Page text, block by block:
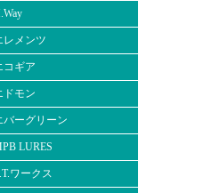
レメンツ
コギア
ドモン
バーグリーン
LURES
ワークス